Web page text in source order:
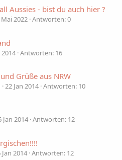
Aussies - bist du auch hier ?
Mai 2022 Antworten: 0
2014 Antworten: 16
Grüße aus NRW
22 Jan 2014 Antworten: 10
Jan 2014 Antworten: 12
Jan 2014 Antworten: 12